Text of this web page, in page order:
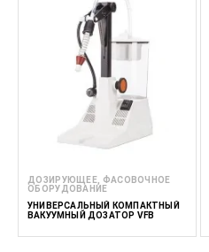
ДОЗИРУЮЩЕЕ, ФАСОВОЧНОЕ
ОБОРУДОВАНИЕ
УНИВЕРСАЛЬНЫЙ КОМПАКТНЫЙ
ВАКУУМНЫЙ ДОЗАТОР VFB